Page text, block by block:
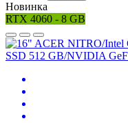
Новинка
RTX 4060 - 8 GB